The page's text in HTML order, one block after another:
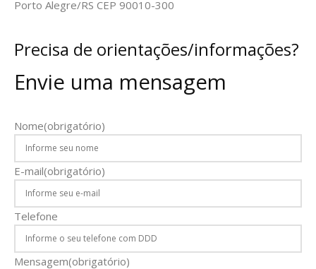
Porto Alegre/RS CEP 90010-300
Precisa de orientações/informações?
Envie uma mensagem
Nome(obrigatório)
E-mail(obrigatório)
Telefone
Mensagem(obrigatório)